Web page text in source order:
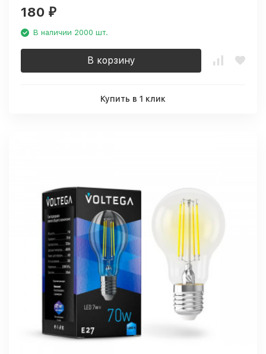
180 ₽
В наличии 2000 шт.
В корзину
Купить в 1 клик